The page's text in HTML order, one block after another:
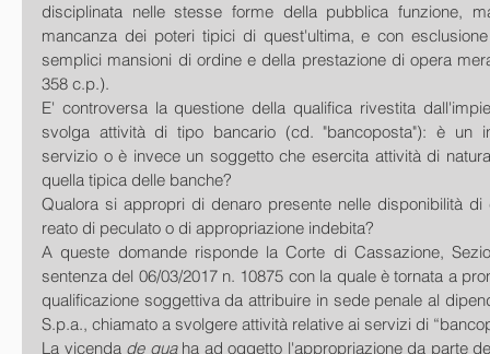
disciplinata nelle stesse forme della pubblica funzione,
mancanza dei poteri tipici di quest'ultima, e con
semplici mansioni di ordine e della prestazione di opera
358 c.p.).
E' controversa la questione della qualifica rivestita
svolga attività di tipo bancario (cd. "bancoposta"): è un
servizio o è invece un soggetto che esercita attività di
quella tipica delle banche?
Qualora si appropri di denaro presente nelle disponibilità
reato di peculato o di appropriazione indebita?
A queste domande risponde la Corte di Cassazione,
sentenza del 06/03/2017 n. 10875 con la quale è tornata a
qualificazione soggettiva da attribuire in sede penale al
S.p.a., chiamato a svolgere attività relative ai servizi di
La vicenda de qua ha ad oggetto l'appropriazione da parte